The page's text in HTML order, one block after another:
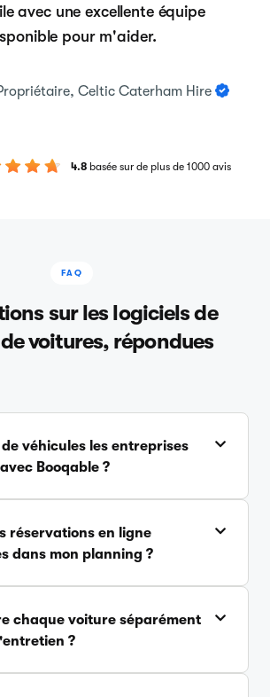
avec une excellente équipe
pour m'aider.
Celtic Caterham Hire
4.8 basée sur de plus de 1000 avis
FAQ
sur les logiciels de
voitures, répondues
véhicules les entreprises
Booqable ?
réservations en ligne
dans mon planning ?
chaque voiture séparément
?